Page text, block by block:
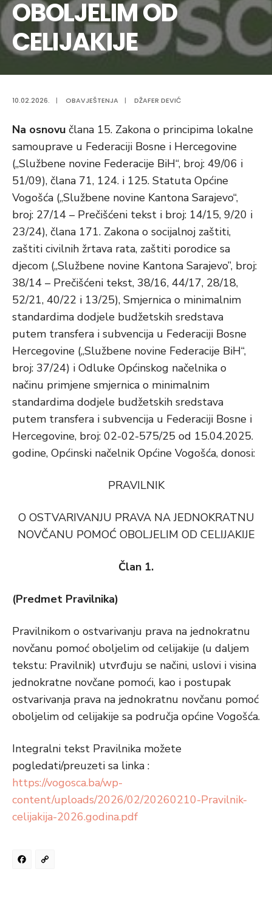
OBOLJELIM OD
CELIJAKIJE
10.02.2026. | OBAVJEŠTENJA | DŽAFER DEVIĆ
Na osnovu člana 15. Zakona o principima lokalne
samouprave u Federaciji Bosne i Hercegovine
(„Službene novine Federacije BiH“, broj: 49/06 i
51/09), člana 71, 124. i 125. Statuta Općine
Vogošća („Službene novine Kantona Sarajevo“,
broj: 27/14 – Prečišćeni tekst i broj: 14/15, 9/20 i
23/24), člana 171. Zakona o socijalnoj zaštiti,
zaštiti civilnih žrtava rata, zaštiti porodice sa
djecom („Službene novine Kantona Sarajevo”, broj:
38/14 – Prečišćeni tekst, 38/16, 44/17, 28/18,
52/21, 40/22 i 13/25), Smjernica o minimalnim
standardima dodjele budžetskih sredstava
putem transfera i subvencija u Federaciji Bosne
Hercegovine („Službene novine Federacije BiH“,
broj: 37/24) i Odluke Općinskog načelnika o
načinu primjene smjernica o minimalnim
standardima dodjele budžetskih sredstava
putem transfera i subvencija u Federaciji Bosne i
Hercegovine, broj: 02-02-575/25 od 15.04.2025.
godine, Općinski načelnik Općine Vogošća, donosi:
PRAVILNIK
O OSTVARIVANJU PRAVA NA JEDNOKRATNU
NOVČANU POMOĆ OBOLJELIM OD CELIJAKIJE
Član 1.
(Predmet Pravilnika)
Pravilnikom o ostvarivanju prava na jednokratnu
novčanu pomoć oboljelim od celijakije (u daljem
tekstu: Pravilnik) utvrđuju se načini, uslovi i visina
jednokratne novčane pomoći, kao i postupak
ostvarivanja prava na jednokratnu novčanu pomoć
oboljelim od celijakije sa područja općine Vogošća.
Integralni tekst Pravilnika možete
pogledati/preuzeti sa linka :
https://vogosca.ba/wp-
content/uploads/2026/02/20260210-Pravilnik-
celijakija-2026.godina.pdf
Facebook